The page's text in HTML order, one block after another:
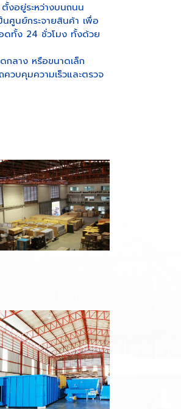
อยู่ระหว่างบนถนน
นศูนย์กระจายสินค้า เพื่อ
ดทั้ง 24 ชั่วโมง ทั้งด้วย
กลาง หรือขนาดเล็ก
วบคุมความเร็วและตรวจ